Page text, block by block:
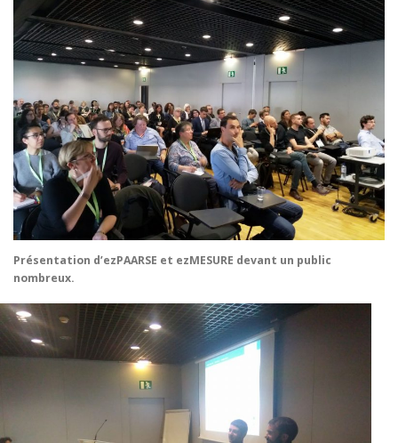
Présentation d’ezPAARSE et ezMESURE devant un public
nombreux.